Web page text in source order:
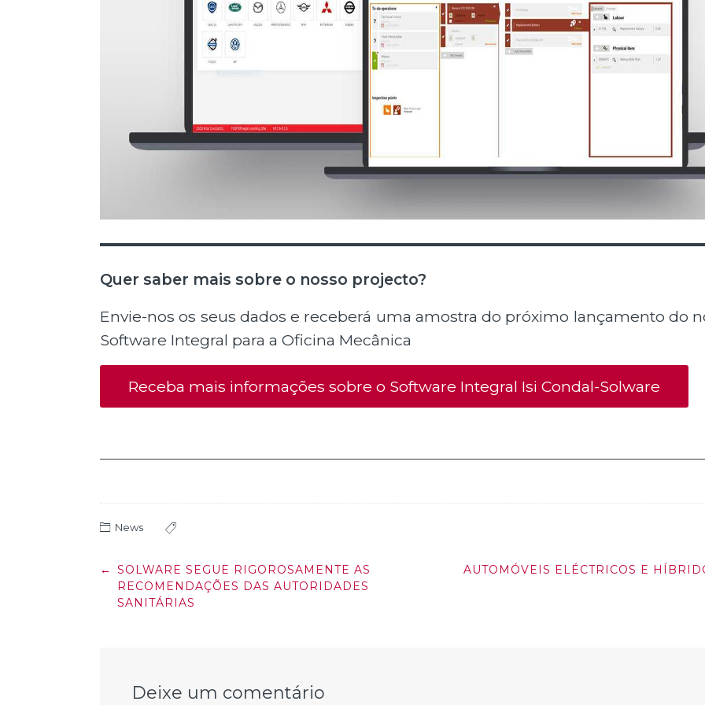
Quer saber mais sobre o nosso projecto?
Envie-nos os seus dados e receberá uma amostra do próximo lançamento do
Software Integral para a Oficina Mecânica
Receba mais informações sobre o Software Integral Isi Condal-Solware
News
Post
navigation
← SOLWARE SEGUE RIGOROSAMENTE AS
RECOMENDAÇÕES DAS AUTORIDADES
SANITÁRIAS
AUTOMÓVEIS ELÉCTRICOS E
Deixe um comentário